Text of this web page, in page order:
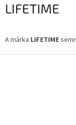
LIFETIME
A márka LIFETIME